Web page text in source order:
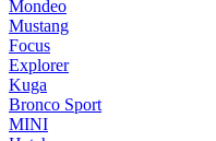
Mondeo
Mustang
Focus
Explorer
Kuga
Bronco Sport
MINI